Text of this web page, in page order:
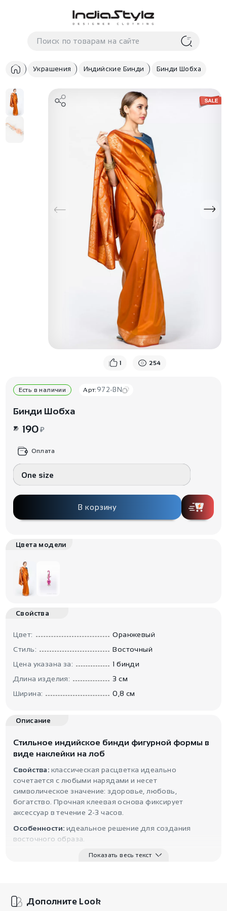
Корзина
В корзиненеттоваров
Корзина покупок пуста..
Украшения Индийские Бинди Бинди Шобха
1 254
Есть в наличии Арт: 972-BN
Бинди Шобха
190₽
Оплата
One size
В корзину
Цвета модели
Свойства
Цвет:
Оранжевый
Стиль:
Восточный
Цена указана за:
1 бинди
Длина изделия:
3 см
Ширина:
0,8 см
Описание
Стильное индийское бинди фигурной формы в
виде наклейки на лоб
Свойства: классическая расцветка идеально
сочетается с любыми нарядами и несет
символическое значение: здоровье, любовь,
богатство. Прочная клеевая основа фиксирует
аксессуар в течение 2-3 часов.
Особенности: идеальное решение для создания
восточного образа.
Показать весь текст
Дополните Look